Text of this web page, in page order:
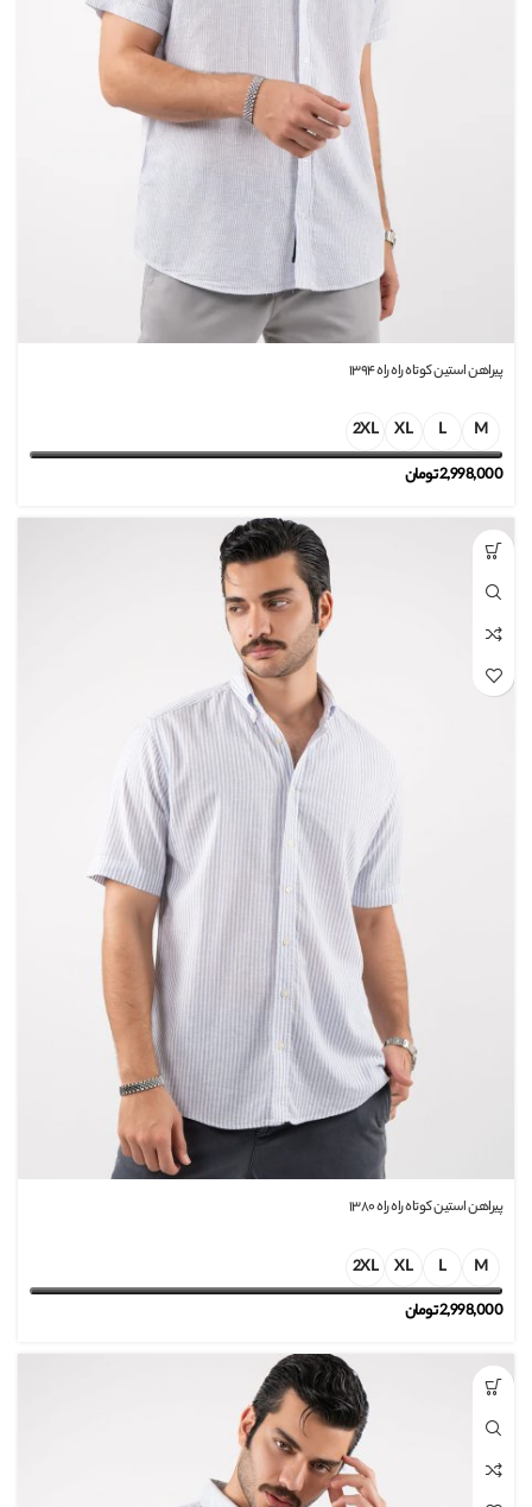
پیراهن استین کوتاه راه راه ۱۳۹۴
M
L
XL
2XL
2,998,000تومان
پیراهن استین کوتاه راه راه ۱۳۸۰
M
L
XL
2XL
2,998,000تومان